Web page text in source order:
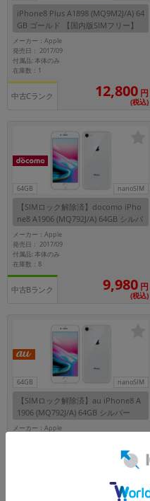
iPhone8 Plus A1898 (MQ9M2J/A) 64
GB ゴールド 【国内版SIMフリー】
メーカー：Apple
発売日： 2017/09
付属品: 本体のみ
在庫数：1
中古Cランク 12,800 円
(税込)
64GB nanoSIM
【SIMロック解除済】docomo iPho
ne8 A1906 (MQ792J/A) 64GB シルバ
ー
メーカー：Apple
発売日： 2017/09
付属品: 本体のみ
在庫数：8
中古Bランク 9,980 円
(税込)
64GB nanoSIM
【SIMロック解除済】au iPhone8 A
1906 (MQ792J/A) 64GB シルバー
メーカー：Apple
9,980
(税込)